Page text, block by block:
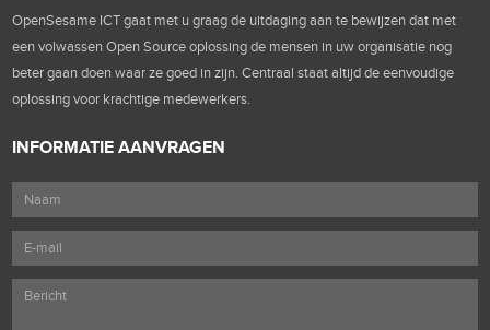
OpenSesame ICT gaat met u graag de uitdaging aan te bewijzen dat met
een volwassen Open Source oplossing de mensen in uw organisatie nog
beter gaan doen waar ze goed in zijn. Centraal staat altijd de eenvoudige
oplossing voor krachtige medewerkers.
INFORMATIE AANVRAGEN